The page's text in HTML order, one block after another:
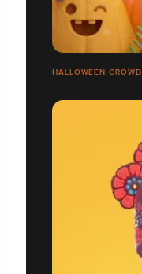
HALLOWEEN CROWD